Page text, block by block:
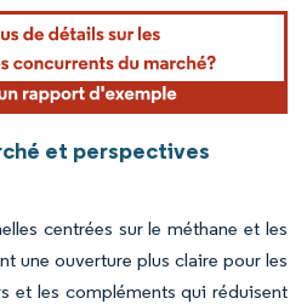
nécessite une attribution sous CC BY
et perspectives
centrées sur le méthane et les
une ouverture plus claire pour les
et les compléments qui réduisent